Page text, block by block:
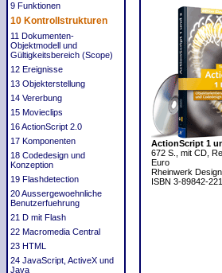
9 Funktionen
10 Kontrollstrukturen
11 Dokumenten-
Objektmodell und
Gültigkeitsbereich (Scope)
12 Ereignisse
13 Objekterstellung
14 Vererbung
15 Movieclips
16 ActionScript 2.0
17 Komponenten
18 Codedesign und
Konzeption
19 Flashdetection
20 Aussergewoehnliche
Benutzerfuehrung
21 D mit Flash
22 Macromedia Central
23 HTML
24 JavaScript, ActiveX und
Java
ActionScript 1
672 S., mit CD,
Euro
Rheinwerk Design
ISBN 3-89842-